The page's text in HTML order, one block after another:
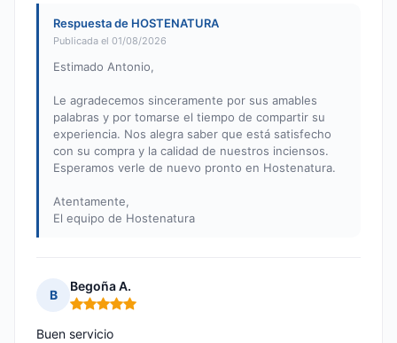
Respuesta de HOSTENATURA
Publicada el 01/08/2026
Estimado Antonio,
Le agradecemos sinceramente por sus amables
palabras y por tomarse el tiempo de compartir su
experiencia. Nos alegra saber que está satisfecho
con su compra y la calidad de nuestros inciensos.
Esperamos verle de nuevo pronto en Hostenatura.
Atentamente,
El equipo de Hostenatura
B
Begoña A.
Nota: 5 de 5
Buen servicio